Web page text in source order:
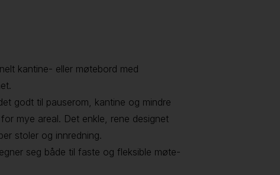
kantine- eller møtebord med
godt til pauserom, kantine og mindre
mye areal. Det enkle, rene designet
stoler og innredning.
seg både til faste og fleksible møte-